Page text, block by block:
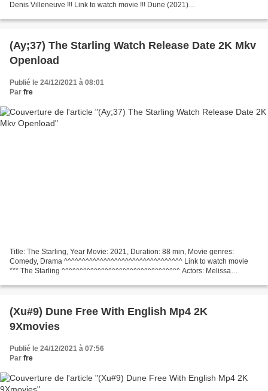
Denis Villeneuve !!! Link to watch movie !!! Dune (2021)
(Ay;37) The Starling Watch Release Date 2K Mkv
Openload
Publié le 24/12/2021 à 08:01
Par fre
Title: The Starling, Year Movie: 2021, Duration: 88 min, Movie genres:
Comedy, Drama ^^^^^^^^^^^^^^^^^^^^^^^^^^^^^^^^^ Link to watch movie
*** The Starling ^^^^^^^^^^^^^^^^^^^^^^^^^^^^^^^^^ Actors: Melissa
(Xu#9) Dune Free With English Mp4 2K
9Xmovies
Publié le 24/12/2021 à 07:56
Par fre